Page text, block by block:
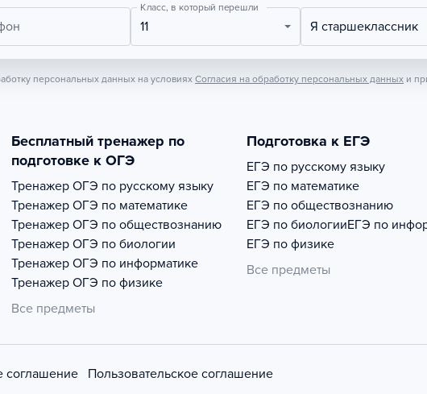
Класс, в который перешли
11 Я старшеклассник
персональных данных на условиях Согласия на обработку персональных данных и
Бесплатный тренажер по
подготовке к ОГЭ
Тренажер ОГЭ по русскому языку
Тренажер ОГЭ по математике
Тренажер ОГЭ по обществознанию
Тренажер ОГЭ по биологии
Тренажер ОГЭ по информатике
Тренажер ОГЭ по физике
Все предметы
Подготовка к ЕГЭ
ЕГЭ по русскому языку
ЕГЭ по математике
ЕГЭ по обществознанию
ЕГЭ по биологииЕГЭ по
ЕГЭ по физике
Все предметы
соглашение Пользовательское соглашение